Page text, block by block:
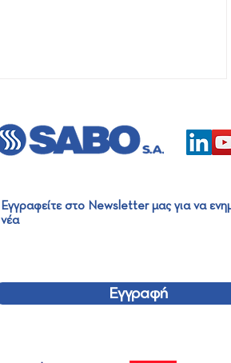
Εγγραφείτε στο Newsletter μας για να
νέα
Εγγραφή